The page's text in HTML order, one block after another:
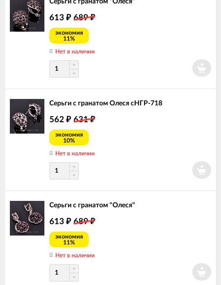
Серьги с гранатом "Олеся"
613 ₽ 689₽
экономия
11%
Нет в наличии
Серьги с гранатом Олеся сНГР-718
562 ₽ 631₽
экономия
10%
Нет в наличии
Серьги с гранатом "Олеся"
613 ₽ 689₽
экономия
11%
Нет в наличии